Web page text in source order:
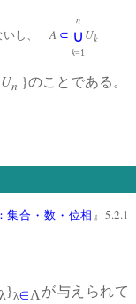
n
し、A ⊂ ∪ Uk
k=1
Un }のことである。
集合・数・位相 』 5.2.1
λ}λ∈Λ が与えられて